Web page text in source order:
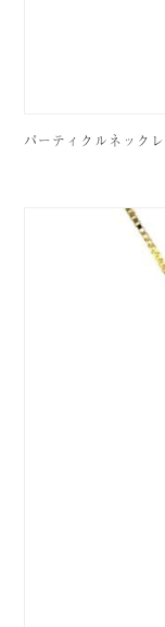
パーティクルネッ